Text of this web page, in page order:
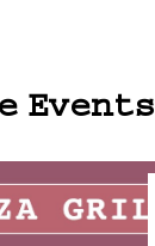
Events